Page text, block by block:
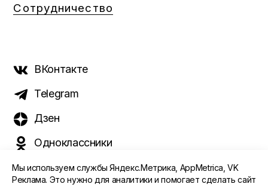
Сотрудничество
ВКонтакте
Telegram
Дзен
Одноклассники
Мы используем службы Яндекс.Метрика, AppMetrica, VK
Реклама. Это нужно для аналитики и помогает сделать сайт